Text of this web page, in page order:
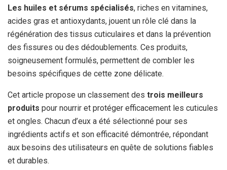
Les huiles et sérums spécialisés, riches en vitamines,
acides gras et antioxydants, jouent un rôle clé dans la
régénération des tissus cuticulaires et dans la prévention
des fissures ou des dédoublements. Ces produits,
soigneusement formulés, permettent de combler les
besoins spécifiques de cette zone délicate.
Cet article propose un classement des trois meilleurs
produits pour nourrir et protéger efficacement les cuticules
et ongles. Chacun d’eux a été sélectionné pour ses
ingrédients actifs et son efficacité démontrée, répondant
aux besoins des utilisateurs en quête de solutions fiables
et durables.